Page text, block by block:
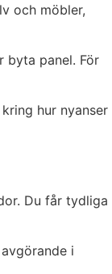
och möbler,
byta panel. För
hur nyanser
Du får tydliga
i